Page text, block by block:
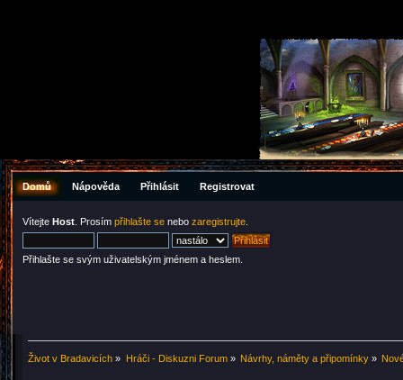
Domů Nápověda Přihlásit Registrovat
Vítejte Host . Prosím přihlašte se nebo zaregistrujte
Přihlašte se svým uživatelským jménem a heslem.
Život v Bradavicích » Hráči - Diskuzni Forum» Návrhy, náměty a připomínky»